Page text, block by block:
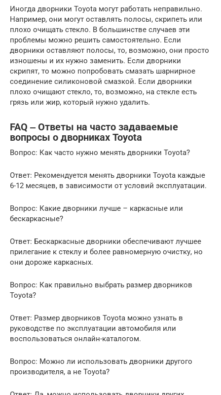
Иногда дворники Toyota могут работать неправильно.
Например, они могут оставлять полосы, скрипеть или
плохо очищать стекло. В большинстве случаев эти
проблемы можно решить самостоятельно. Если
дворники оставляют полосы, то, возможно, они просто
изношены и их нужно заменить. Если дворники
скрипят, то можно попробовать смазать шарнирное
соединение силиконовой смазкой. Если дворники
плохо очищают стекло, то, возможно, на стекле есть
грязь или жир, который нужно удалить.
FAQ ‒ Ответы на часто задаваемые
вопросы о дворниках Toyota
Вопрос: Как часто нужно менять дворники Toyota?
Ответ: Рекомендуется менять дворники Toyota каждые
6-12 месяцев, в зависимости от условий эксплуатации.
Вопрос: Какие дворники лучше – каркасные или
бескаркасные?
Ответ: Бескаркасные дворники обеспечивают лучшее
прилегание к стеклу и более равномерную очистку, но
они дороже каркасных.
Вопрос: Как правильно выбрать размер дворников
Toyota?
Ответ: Размер дворников Toyota можно узнать в
руководстве по эксплуатации автомобиля или
воспользоваться онлайн-каталогом.
Вопрос: Можно ли использовать дворники другого
производителя, а не Toyota?